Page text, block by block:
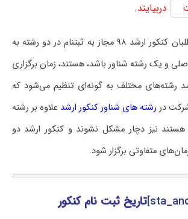
دربیایند.
با توجه به این داوطلبان کنکور ارشد ۹۸ مجاز به ثبت‎نام در دو رشته به
و یک رشته شناور باشد، هستند، زمان برگزاری
رشته‌های مختلف به گونه‌ای تنظیم می‌شود که
در رشته های شناور کنکور ارشد علاوه بر رشته
نیز دچار مشکل نشوند و کنکور ارشد دو
متفاوتی برگزار شود.
تاریخ ثبت نام کنکور